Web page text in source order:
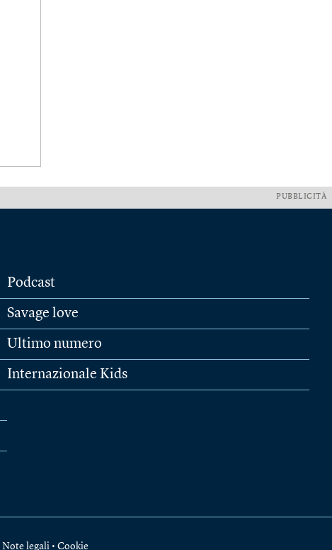
PUBBLICITÀ
Podcast
Savage love
Ultimo numero
Internazionale Kids
Note legali • Cookie